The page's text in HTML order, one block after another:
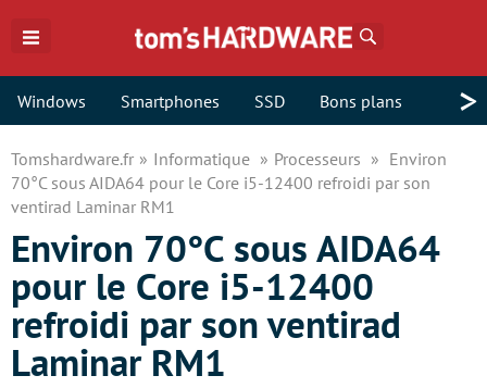
Windows Smartphones SSD Bons plans >
Tomshardware.fr Informatique Processeurs
Environ
70°C sous AIDA64 pour le Core i5-12400 refroidi par son
ventirad Laminar RM1
Environ 70°C sous AIDA64
pour le Core i5-12400
refroidi par son ventirad
Laminar RM1